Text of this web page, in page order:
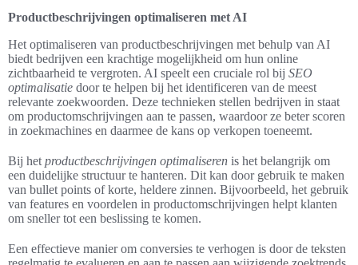
Productbeschrijvingen optimaliseren met AI
Het optimaliseren van productbeschrijvingen met behulp van AI
biedt bedrijven een krachtige mogelijkheid om hun online
zichtbaarheid te vergroten. AI speelt een cruciale rol bij SEO
optimalisatie door te helpen bij het identificeren van de meest
relevante zoekwoorden. Deze technieken stellen bedrijven in staat
om productomschrijvingen aan te passen, waardoor ze beter scoren
in zoekmachines en daarmee de kans op verkopen toeneemt.
Bij het productbeschrijvingen optimaliseren is het belangrijk om
een duidelijke structuur te hanteren. Dit kan door gebruik te maken
van bullet points of korte, heldere zinnen. Bijvoorbeeld, het gebruik
van features en voordelen in productomschrijvingen helpt klanten
om sneller tot een beslissing te komen.
Een effectieve manier om conversies te verhogen is door de teksten